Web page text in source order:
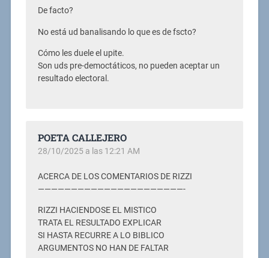
De facto?
No está ud banalisando lo que es de fscto?
Cómo les duele el upite.
Son uds pre-democtáticos, no pueden aceptar un
resultado electoral.
POETA CALLEJERO
28/10/2025 a las 12:21 AM
ACERCA DE LOS COMENTARIOS DE RIZZI
——————————————————————-
RIZZI HACIENDOSE EL MISTICO
TRATA EL RESULTADO EXPLICAR
SI HASTA RECURRE A LO BIBLICO
ARGUMENTOS NO HAN DE FALTAR